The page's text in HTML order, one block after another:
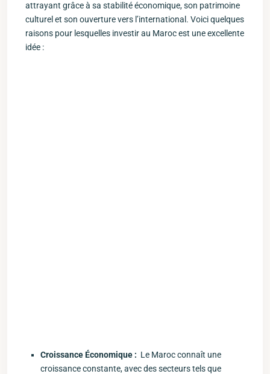
attrayant grâce à sa stabilité économique, son patrimoine
culturel et son ouverture vers l’international. Voici quelques
raisons ‍pour‌ lesquelles investir au Maroc est une excellente‌
idée :
Croissance Économique : ​ Le Maroc connaît une
croissance constante, avec des secteurs tels que